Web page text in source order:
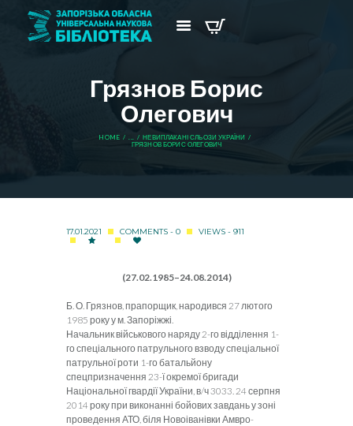
Грязнов Борис
Олегович
HOME ...
НЕВИПЛАКАНІ СЛЬОЗИ УКРАЇНИ
ГРЯЗНОВ БОРИС ОЛЕГОВИЧ
17.01.2021 COMMENTS - 0 VIEWS - 911
(27.02.1985–24.08.2014)
Б. О. Грязнов, прапорщик, народився 27 лютого
1985 року у м. Запоріжжі.
Начальник військового наряду 2-го відділення 1-
го спеціаль­ного патрульного взводу спеціальної
патрульної роти 1-го ба­тальйону
спецпризначення 23-ї окремої бригади
Національної гвардії України, в/ч 3033. 24 серпня
2014 року при виконанні бойових завдань у зоні
проведення АТО, біля Новоіванівки Амвро­